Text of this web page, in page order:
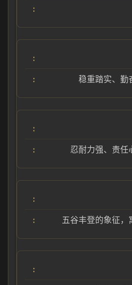
稳重踏实、勤
忍耐力强、责任
五谷丰登的象征，